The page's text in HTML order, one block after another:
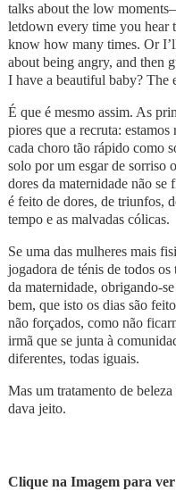
talks about the low
letdown every time you hear
know how many times. Or
about being angry, and then
I have a beautiful baby? The
É que é mesmo assim. As
piores que a recruta:
cada choro tão rápido como
solo por um esgar de sorriso
dores da maternidade não
é feito de dores, de triunfos,
tempo e as malvadas cólicas.
Se uma das mulheres mais
jogadora de ténis de todos os
da maternidade, obrigando-
bem, que isto os dias são
não forçados, como não
irmã que se junta à
diferentes, todas iguais.
Mas um tratamento de
dava jeito.
Clique na Imagem para